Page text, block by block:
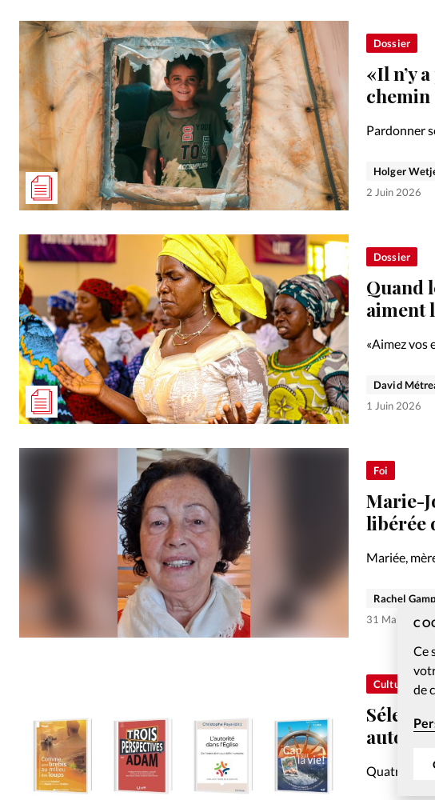
Ce
de
Dossier
«Il n’y
chemin
Pardonner
est aussi
Holger
2 Juin 2026
Dossier
Quand
aiment
«Aimez vos
persécutés
en deux
David
1 Juin 2026
Foi
Marie-
libérée
Mariée,
couple
Témoignage.
Rachel
31 Mai 2026
Culture
Quatre